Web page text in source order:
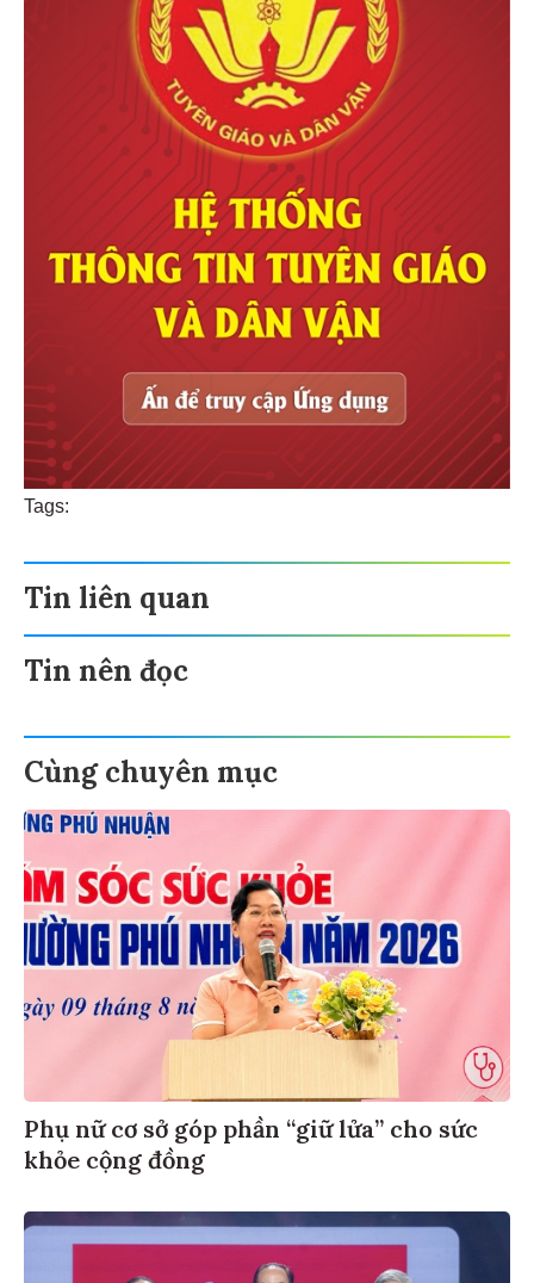
Tags:
Tin liên quan
Tin nên đọc
Cùng chuyên mục
Phụ nữ cơ sở góp phần “giữ lửa” cho sức
khỏe cộng đồng